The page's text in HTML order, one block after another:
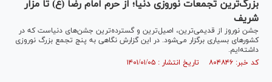
بزرگ‌ترین تجمعات نوروزی دنیا؛ از حرم امام رضا (ع) تا مزار
شریف
جشن نوروز از قدیمی‌ترین، اصیل‌ترین و گسترده‌ترین جشن‌های دنیاست که در
کشورهای بسیاری برگزار می‌شود. در این گزارش نگاهی به پنج تجمع بزرگ نوروزی
داشته‌ایم.
کد خبر: ۸۰۴۸۴۶ تاریخ انتشار : ۱۴۰۱/۰۱/۰۵